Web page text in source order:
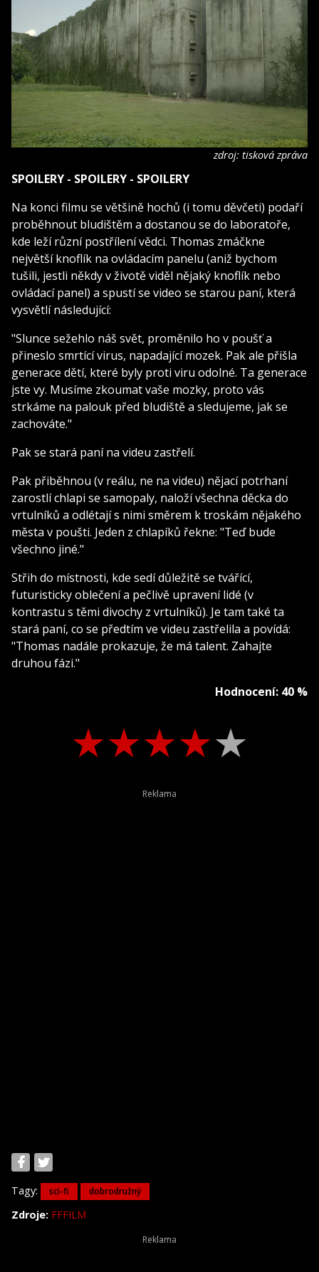
zdroj: tisková zpráva
SPOILERY - SPOILERY - SPOILERY
Na konci filmu se většině hochů (i tomu děvčeti) podaří
proběhnout bludištěm a dostanou se do laboratoře,
kde leží různí postřílení vědci. Thomas zmáčkne
největší knoflík na ovládacím panelu (aniž bychom
tušili, jestli někdy v životě viděl nějaký knoflík nebo
ovládací panel) a spustí se video se starou paní, která
vysvětlí následující:
"Slunce sežehlo náš svět, proměnilo ho v poušť a
přineslo smrtící virus, napadající mozek. Pak ale přišla
generace dětí, které byly proti viru odolné. Ta generace
jste vy. Musíme zkoumat vaše mozky, proto vás
strkáme na palouk před bludiště a sledujeme, jak se
zachováte."
Pak se stará paní na videu zastřelí.
Pak přiběhnou (v reálu, ne na videu) nějací potrhaní
zarostlí chlapi se samopaly, naloží všechna děcka do
vrtulníků a odlétají s nimi směrem k troskám nějakého
města v poušti. Jeden z chlapíků řekne: "Teď bude
všechno jiné."
Střih do místnosti, kde sedí důležitě se tvářící,
futuristicky oblečení a pečlivě upravení lidé (v
kontrastu s těmi divochy z vrtulníků). Je tam také ta
stará paní, co se předtím ve videu zastřelila a povídá:
"Thomas nadále prokazuje, že má talent. Zahajte
druhou fázi."
Hodnocení: 40 %
★★★★★
Tagy: sci-fi dobrodružný
Zdroje: FFFILM